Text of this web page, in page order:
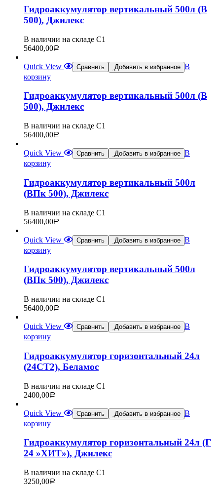
Гидроаккумулятор вертикальный 500л (В
500), Джилекс
В наличии на складе С1
56400,00Р
Quick View Сравнить Добавить в избранное В
корзину
Гидроаккумулятор вертикальный 500л (В
500), Джилекс
В наличии на складе С1
56400,00Р
Quick View Сравнить Добавить в избранное В
корзину
Гидроаккумулятор вертикальный 500л
(ВПк 500), Джилекс
В наличии на складе С1
56400,00Р
Quick View Сравнить Добавить в избранное В
корзину
Гидроаккумулятор вертикальный 500л
(ВПк 500), Джилекс
В наличии на складе С1
56400,00Р
Quick View Сравнить Добавить в избранное В
корзину
Гидроаккумулятор горизонтальный 24л
(24СТ2), Беламос
В наличии на складе С1
2400,00Р
Quick View Сравнить Добавить в избранное В
корзину
Гидроаккумулятор горизонтальный 24л (Г
24 »ХИТ»), Джилекс
В наличии на складе С1
3250,00Р